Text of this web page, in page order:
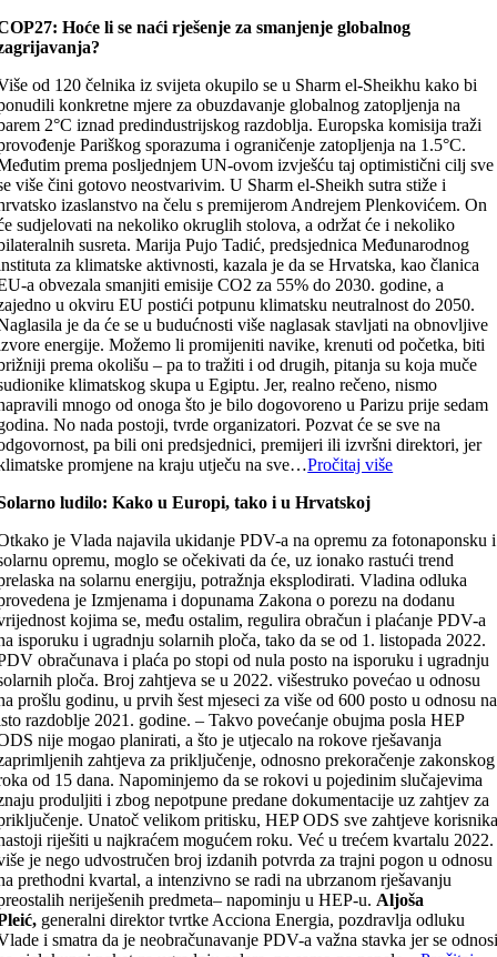
Hoće li se naći rješenje za smanjenje globalnog
od 120 čelnika iz svijeta okupilo se u Sharm el-Sheikhu kako bi
konkretne mjere za obuzdavanje globalnog zatopljenja na
2°C iznad predindustrijskog razdoblja. Europska komisija traži
Pariškog sporazuma i ograničenje zatopljenja na 1.5°C.
prema posljednjem UN-ovom izvješću taj optimistični cilj sve
više čini gotovo neostvarivim. U Sharm el-Sheikh sutra stiže i
izaslanstvo na čelu s premijerom Andrejem Plenkovićem. On
sudjelovati na nekoliko okruglih stolova, a održat će i nekoliko
susreta. Marija Pujo Tadić, predsjednica Međunarodnog
za klimatske aktivnosti, kazala je da se Hrvatska, kao članica
a obvezala smanjiti emisije CO2 za 55% do 2030. godine, a
u okviru EU postići potpunu klimatsku neutralnost do 2050.
je da će se u budućnosti više naglasak stavljati na obnovljive
energije. Možemo li promijeniti navike, krenuti od početka, biti
prema okolišu – pa to tražiti i od drugih, pitanja su koja muče
klimatskog skupa u Egiptu. Jer, realno rečeno, nismo
mnogo od onoga što je bilo dogovoreno u Parizu prije sedam
No nada postoji, tvrde organizatori. Pozvat će se sve na
pa bili oni predsjednici, premijeri ili izvršni direktori, jer
promjene na kraju utječu na sve…Pročitaj više
ludilo: Kako u Europi, tako i u Hrvatskoj
je Vlada najavila ukidanje PDV-a na opremu za fotonaponsku i
opremu, moglo se očekivati da će, uz ionako rastući trend
na solarnu energiju, potražnja eksplodirati. Vladina odluka
je Izmjenama i dopunama Zakona o porezu na dodanu
kojima se, među ostalim, regulira obračun i plaćanje PDV-a
isporuku i ugradnju solarnih ploča, tako da se od 1. listopada 2022.
obračunava i plaća po stopi od nula posto na isporuku i ugradnju
ploča. Broj zahtjeva se u 2022. višestruko povećao u odnosu
prošlu godinu, u prvih šest mjeseci za više od 600 posto u odnosu na
razdoblje 2021. godine. – Takvo povećanje obujma posla HEP
nije mogao planirati, a što je utjecalo na rokove rješavanja
zahtjeva za priključenje, odnosno prekoračenje zakonskog
od 15 dana. Napominjemo da se rokovi u pojedinim slučajevima
produljiti i zbog nepotpune predane dokumentacije uz zahtjev za
Unatoč velikom pritisku, HEP ODS sve zahtjeve
riješiti u najkraćem mogućem roku. Već u trećem kvartalu 2022.
je nego udvostručen broj izdanih potvrda za trajni pogon u odnosu
prethodni kvartal, a intenzivno se radi na ubrzanom rješavanju
neriješenih predmeta– napominju u HEP-u. Aljoša
generalni direktor tvrtke Acciona Energia, pozdravlja odluku
i smatra da je neobračunavanje PDV-a važna stavka jer se